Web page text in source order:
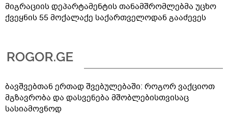
მიგრაციის დეპარტამენტის თანამშრომლებმა უცხო
ქვეყნის 55 მოქალაქე საქართველოდან გააძევეს
ბავშვებთან ერთად შვებულებაში: როგორ ვაქციოთ
მგზავრობა და დასვენება მშობლებისთვისაც
სასიამოვნოდ